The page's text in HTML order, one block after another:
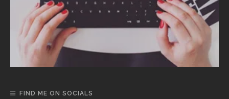
FIND ME ON SOCIALS